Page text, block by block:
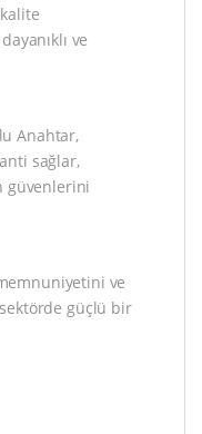
ve
Anahtar,
sağlar,
güvenlerini
ve
güçlü bir